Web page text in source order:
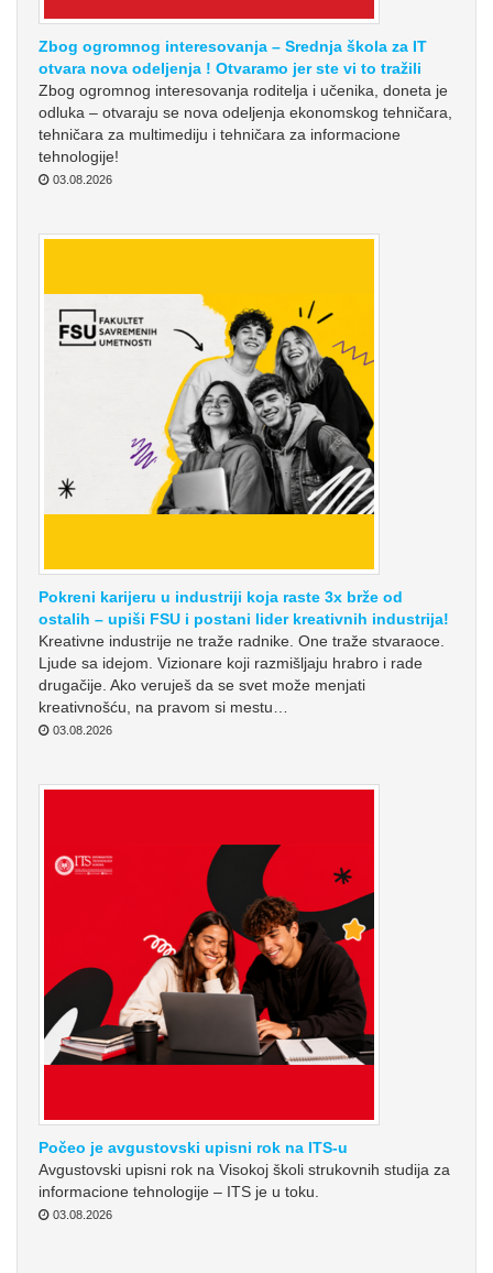
Zbog ogromnog interesovanja – Srednja škola za IT
otvara nova odeljenja ! Otvaramo jer ste vi to tražili
Zbog ogromnog interesovanja roditelja i učenika, doneta je
odluka – otvaraju se nova odeljenja ekonomskog tehničara,
tehničara za multimediju i tehničara za informacione
tehnologije!
03.08.2026
Pokreni karijeru u industriji koja raste 3x brže od
ostalih – upiši FSU i postani lider kreativnih industrija!
Kreativne industrije ne traže radnike. One traže stvaraoce.
Ljude sa idejom. Vizionare koji razmišljaju hrabro i rade
drugačije. Ako veruješ da se svet može menjati
kreativnošću, na pravom si mestu…
03.08.2026
Počeo je avgustovski upisni rok na ITS-u
Avgustovski upisni rok na Visokoj školi strukovnih studija za
informacione tehnologije – ITS je u toku.
03.08.2026